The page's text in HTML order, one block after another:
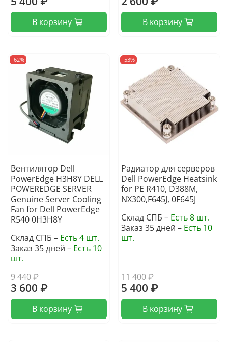
В корзину В корзину
-62%
Вентилятор Dell
PowerEdge H3H8Y DELL
POWEREDGE SERVER
Genuine Server Cooling
Fan for Dell PowerEdge
R540 0H3H8Y
Склад СПБ – Есть 4 шт.
Заказ 35 дней – Есть 10
шт.
9 440 ₽
3 600 ₽
В корзину
-53%
Радиатор для серверов
Dell PowerEdge Heatsink
for PE R410, D388M,
NX300,F645J, 0F645J
Склад СПБ – Есть 8 шт.
Заказ 35 дней – Есть 10
шт.
11 400 ₽
5 400 ₽
В корзину